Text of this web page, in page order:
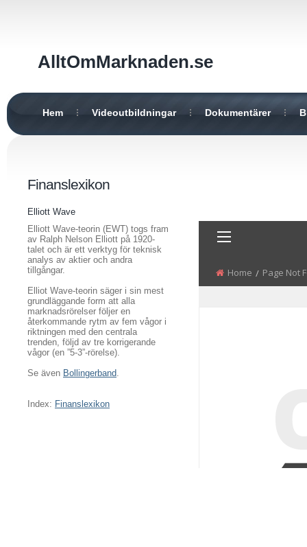
AlltOmMarknaden.se
Hem Videoutbildningar Dokumentärer
Finanslexikon
Elliott Wave
Elliott Wave-teorin (EWT) togs fram
av Ralph Nelson Elliott på 1920-
talet och är ett verktyg för teknisk
analys av aktier och andra
tillgångar.
Elliot Wave-teorin säger i sin mest
grundläggande form att alla
marknadsrörelser följer en
återkommande rytm av fem vågor i
riktningen med den centrala
trenden, följd av tre korrigerande
vågor (en ”5-3”-rörelse).
Se även Bollingerband.
Index: Finanslexikon